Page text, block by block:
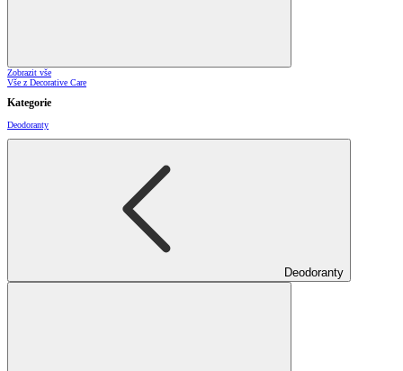
Zobrazit vše
Vše z Decorative Care
Kategorie
Deodoranty
Deodoranty